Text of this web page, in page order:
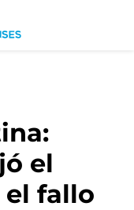
el
el fallo